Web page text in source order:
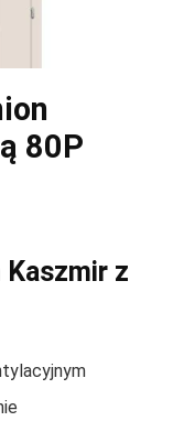
80P
Kaszmir z